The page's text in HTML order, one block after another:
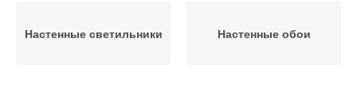
Настенные светильники Настенные обои